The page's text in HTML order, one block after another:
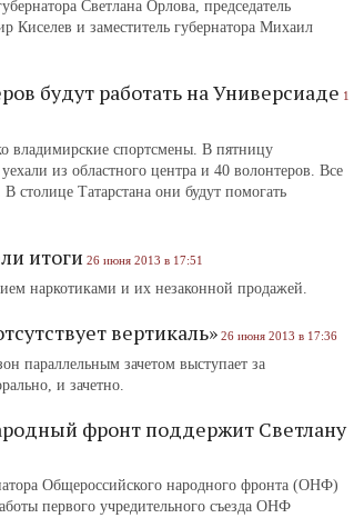
Светлана Орлова, председатель
Киселев и заместитель губернатора Михаил
будут работать на Универсиаде 1
владимирские спортсмены. В пятницу
из областного центра и 40 волонтеров. Все
столице Татарстана они будут помогать
итоги 26 июня 2013 в 17:51
наркотиками и их незаконной продажей.
вертикаль» 26 июня 2013 в 17:36
параллельным зачетом выступает за
и зачетно.
фронт поддержит Светлану
Общероссийского народного фронта (ОНФ)
первого учредительного съезда ОНФ